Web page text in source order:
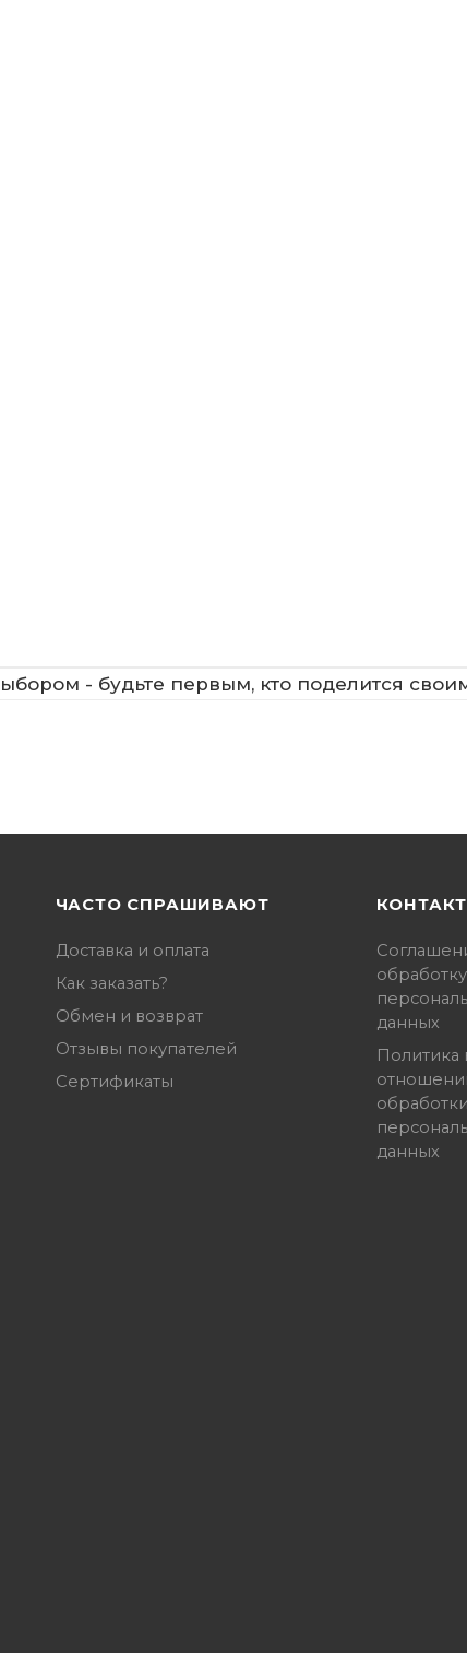
- будьте первым, кто поделится
ЧАСТО СПРАШИВАЮТ
Доставка и оплата
Как заказать?
Обмен и возврат
Отзывы покупателей
Сертификаты
обработку
данных
Политика
обработки
данных